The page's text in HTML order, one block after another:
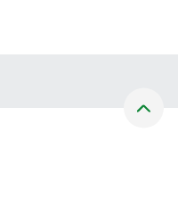
oben